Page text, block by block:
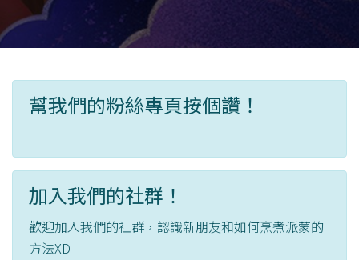
幫我們的粉絲專頁按個讚！
加入我們的社群！
歡迎加入我們的社群，認識新朋友和如何烹煮派蒙的
方法XD